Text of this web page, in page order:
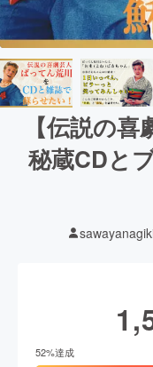
【伝説の
秘蔵CDと
52%達成